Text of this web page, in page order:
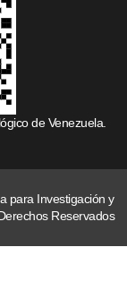
de Venezuela.
para Investigación y
Reservados